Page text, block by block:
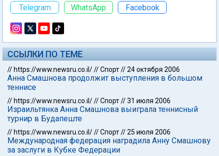
Telegram
WhatsApp Facebook
ССЫЛКИ ПО ТЕМЕ
// https://www.newsru.co.il///Спорт//24 октября 2006
Анна Смашнова продолжит выступления в большом
теннисе
// https://www.newsru.co.il///Спорт//31 июля 2006
Израильтянка Анна Смашнова выиграла теннисный
турнир в Будапеште
// https://www.newsru.co.il///Спорт//25 июля 2006
Международная федерация наградила Анну Смашнову
за заслуги в Кубке Федерации